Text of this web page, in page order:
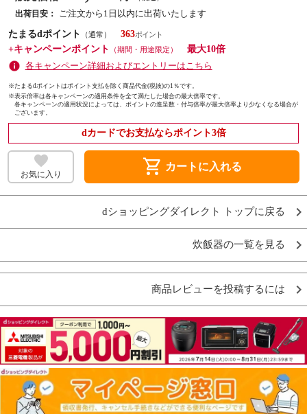
出荷目安：
ご注文から1日以内に出荷いたします
たまるdポイント
（通常）
363
+キャンペーンポイント
（期間・用途限定）
最大10倍
各キャンペーン詳細およびエントリーはこちら
※たまるdポイントはポイント支払を除く商品代金(税抜)の1％です。
※表示倍率は各キャンペーンの適用条件を全て満たした場合の最大倍率です。
各キャンペーンの適用状況によっては、ポイントの進呈数・付与倍率が最大倍率より少なくなる場合が
ございます。
dカードでお支払ならポイント3倍
お気に入り shopping_cart カートに入れる
dショッピングダイレクト トップに戻る
炊飯器の一覧を見る
商品レビューを投稿するには